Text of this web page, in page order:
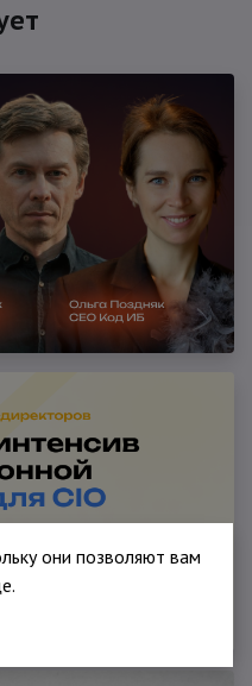
они позволяют вам